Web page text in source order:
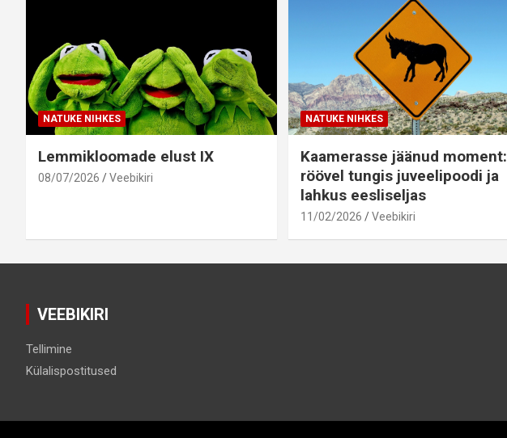
NATUKE NIHKES
Lemmikloomade elust IX
08/07/2026 Veebikiri
NATUKE NIHKES
Kaamerasse jäänud moment:
röövel tungis juveelipoodi ja
lahkus eesliseljas
11/02/2026 Veebikiri
VEEBIKIRI
Tellimine
Külalispostitused